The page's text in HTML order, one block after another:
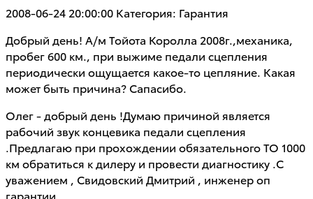
2008-06-24 20:00:00 Категория: Гарантия
Добрый день! А/м Тойота Королла 2008г.,механика,
пробег 600 км., при выжиме педали сцепления
периодически ощущается какое-то цепляние. Какая
может быть причина? Сапасибо.
Олег - добрый день !Думаю причиной является
рабочий звук концевика педали сцепления
.Предлагаю при прохождении обязательного ТО 1000
км обратиться к дилеру и провести диагностику .С
уважением , Свидовский Дмитрий , инженер оп
гарантии .